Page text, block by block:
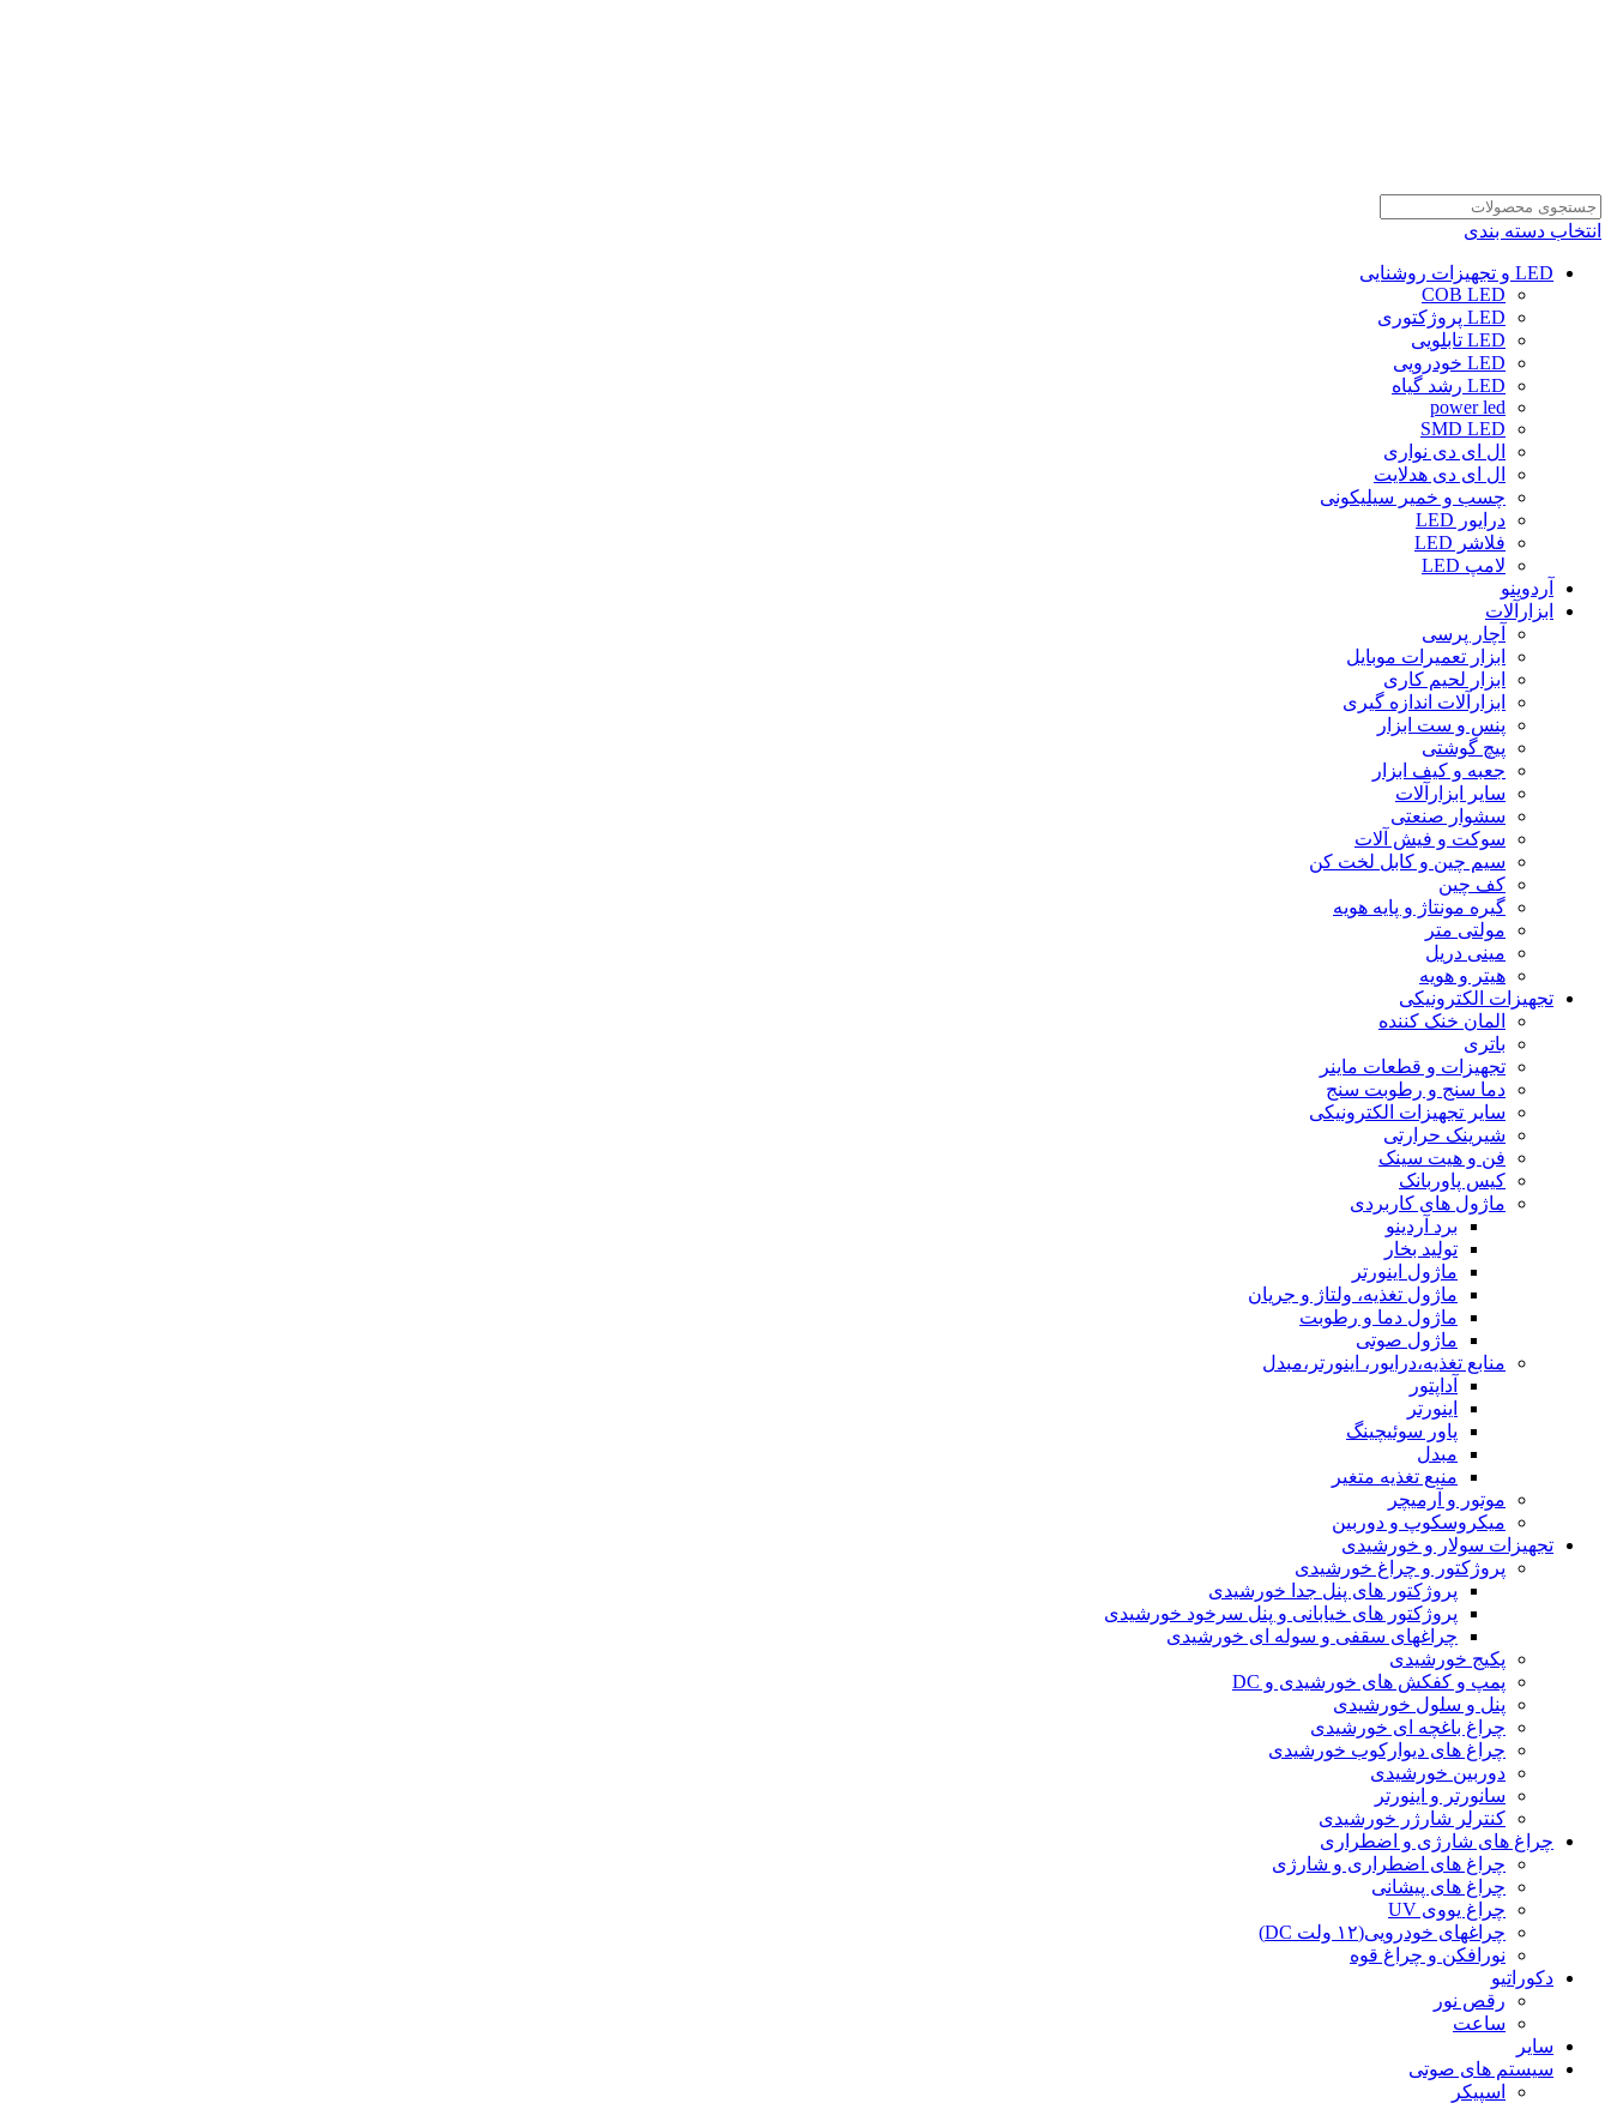
انتخاب دسته بندی
LED و تجهیزات روشنایی
COB LED
LED پروژکتوری
LED تابلویی
LED خودرویی
LED رشد گیاه
power led
SMD LED
ال ای دی نواری
ال ای دی هدلایت
چسب و خمیر سیلیکونی
درایور LED
فلاشر LED
لامپ LED
آردوینو
ابزارآلات
آچار پرسی
ابزار تعمیرات موبایل
ابزار لحیم کاری
ابزارآلات اندازه گیری
پنس و ست ابزار
پیچ گوشتی
جعبه و کیف ابزار
سایر ابزارآلات
سشوار صنعتی
سوکت و فیش آلات
سیم چین و کابل لخت کن
کف چین
گیره مونتاژ و پایه هویه
مولتی متر
مینی دریل
هیتر و هویه
تجهیزات الکترونیکی
المان خنک کننده
باتری
تجهیزات و قطعات ماینر
دما سنج و رطوبت سنج
سایر تجهیزات الکترونیکی
شیرینک حرارتی
فن و هیت سینک
کیس پاوربانک
ماژول های کاربردی
برد آردینو
تولید بخار
ماژول اینورتر
ماژول تغذیه، ولتاژ و جریان
ماژول دما و رطوبت
ماژول صوتی
منابع تغذیه،درایور، اینورتر،مبدل
آداپتور
اینورتر
پاور سوئیچینگ
مبدل
منبع تغذیه متغیر
موتور و آرمیچر
میکروسکوپ و دوربین
تجهیزات سولار و خورشیدی
پروژکتور و چراغ خورشیدی
پروژکتور های پنل جدا خورشیدی
پروژکتور های خیابانی و پنل سرخود خورشیدی
چراغهای سقفی و سوله ای خورشیدی
پکیج خورشیدی
پمپ و کفکش های خورشیدی و DC
پنل و سلول خورشیدی
چراغ باغچه ای خورشیدی
چراغ های دیوارکوب خورشیدی
دوربین خورشیدی
سانورتر و اینورتر
کنترلر شارژر خورشیدی
چراغ های شارژی و اضطراری
چراغ های اضطراری و شارژی
چراغ های پیشانی
چراغ یووی UV
چراغهای خودرویی(۱۲ ولت DC)
نورافکن و چراغ قوه
دکوراتیو
رقص نور
ساعت
سایر
سیستم های صوتی
اسپیکر